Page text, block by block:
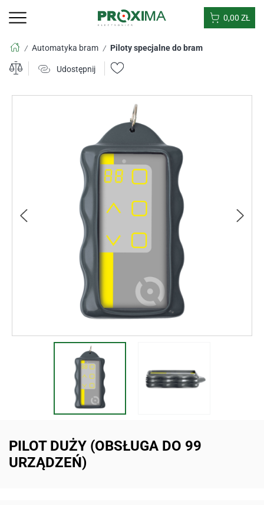
0,00 ZŁ
/ Automatyka bram / Piloty specjalne do bram
Udostępnij
PILOT DUŻY (OBSŁUGA DO 99
URZĄDZEŃ)